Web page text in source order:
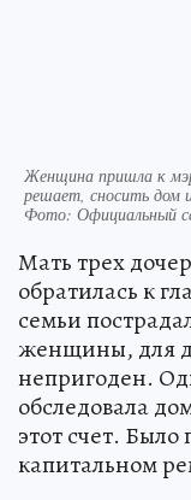
Женщина пришла к
решает, сносить дом
Фото: Официальный
Мать трех
обратилась к
семьи
женщины, для
непригоден.
обследовала
этот счет.
капитальном